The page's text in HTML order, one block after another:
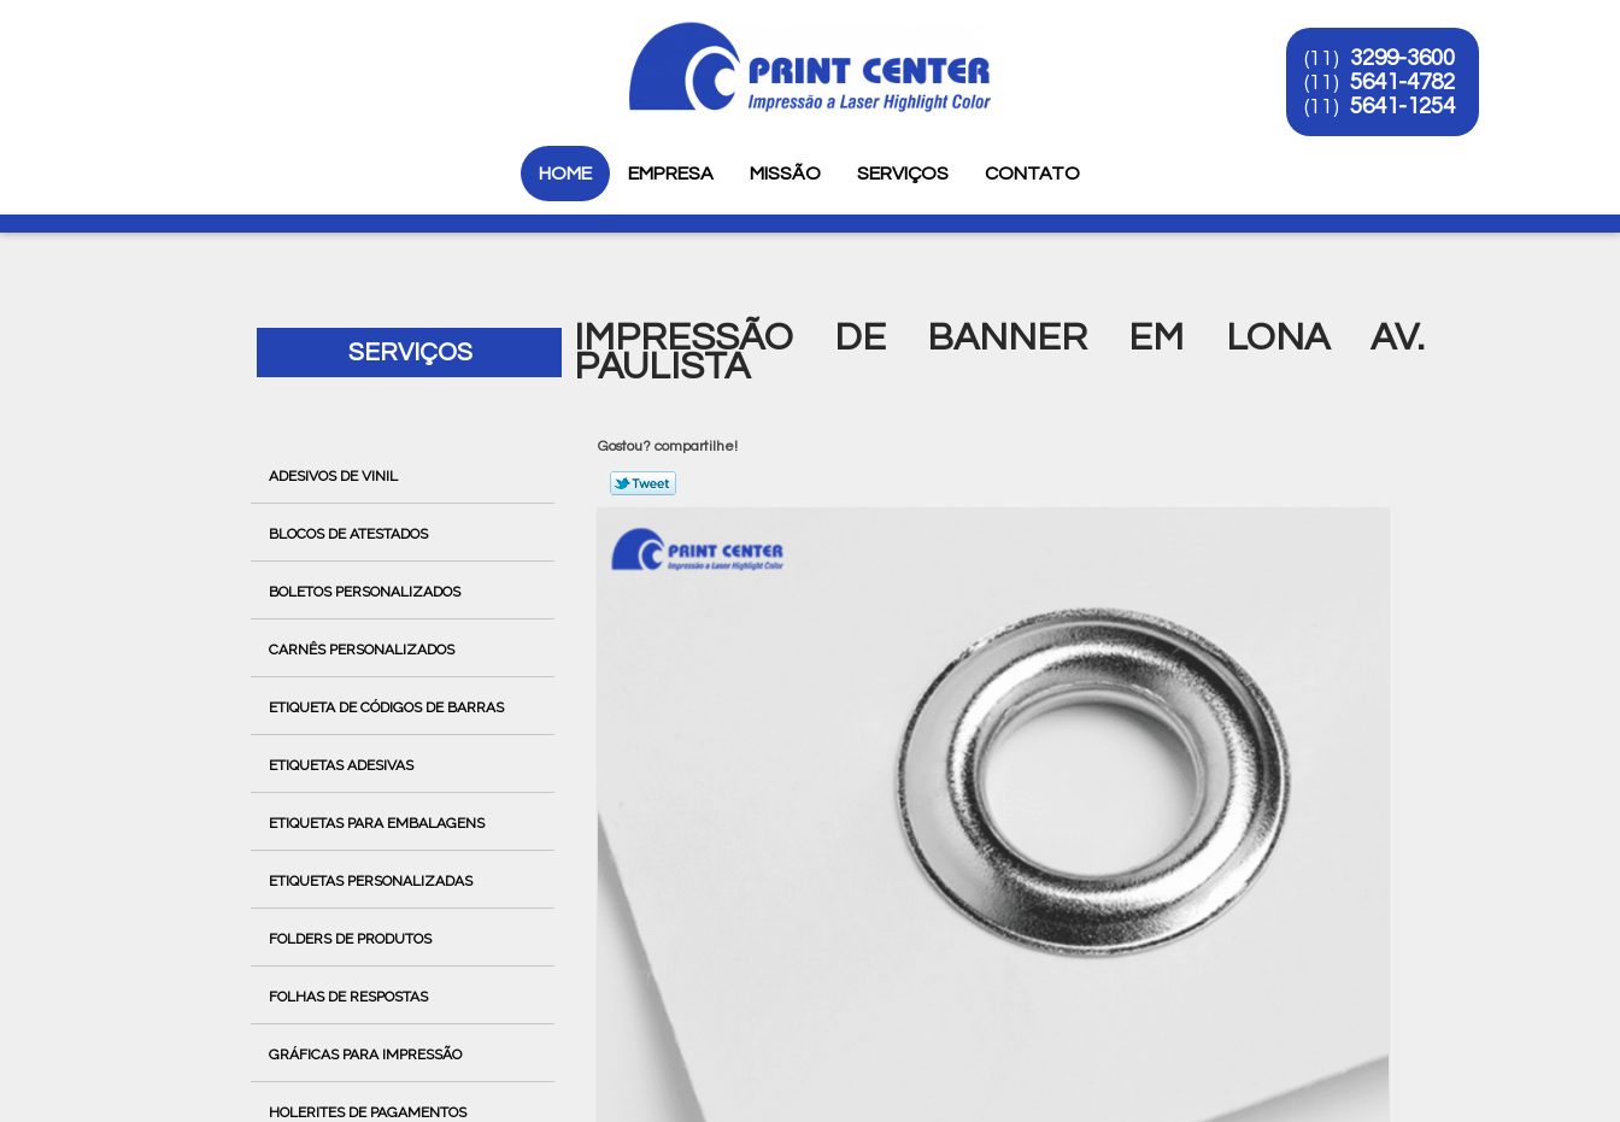
HOME EMPRESA MISSÃO SERVIÇOS CONTATO
(11) 3299-3600
(11) 5641-4782
(11) 5641-1254
SERVIÇOS
ADESIVOS DE VINIL
BLOCOS DE ATESTADOS
BOLETOS PERSONALIZADOS
CARNÊS PERSONALIZADOS
ETIQUETA DE CÓDIGOS DE BARRAS
ETIQUETAS ADESIVAS
ETIQUETAS PARA EMBALAGENS
ETIQUETAS PERSONALIZADAS
FOLDERS DE PRODUTOS
FOLHAS DE RESPOSTAS
GRÁFICAS PARA IMPRESSÃO
HOLERITES DE PAGAMENTOS
IMPRESSÃO DE BANNER EM LONA AV.
PAULISTA
Gostou? compartilhe!